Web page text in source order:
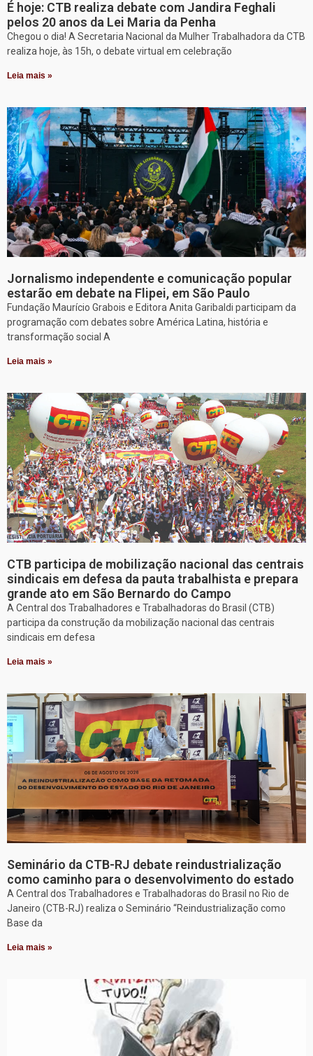
É hoje: CTB realiza debate com Jandira Feghali
pelos 20 anos da Lei Maria da Penha
Chegou o dia! A Secretaria Nacional da Mulher Trabalhadora da CTB
realiza hoje, às 15h, o debate virtual em celebração
Leia mais »
Jornalismo independente e comunicação popular
estarão em debate na Flipei, em São Paulo
Fundação Maurício Grabois e Editora Anita Garibaldi participam da
programação com debates sobre América Latina, história e
transformação social A
Leia mais »
CTB participa de mobilização nacional das centrais
sindicais em defesa da pauta trabalhista e prepara
grande ato em São Bernardo do Campo
A Central dos Trabalhadores e Trabalhadoras do Brasil (CTB)
participa da construção da mobilização nacional das centrais
sindicais em defesa
Leia mais »
Seminário da CTB-RJ debate reindustrialização
como caminho para o desenvolvimento do estado
A Central dos Trabalhadores e Trabalhadoras do Brasil no Rio de
Janeiro (CTB-RJ) realiza o Seminário “Reindustrialização como
Base da
Leia mais »